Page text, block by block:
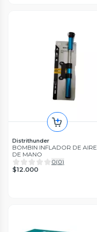
Distrithunder
BOMBIN INFLADOR DE AIRE
DE MANO
0(0)
$12.000